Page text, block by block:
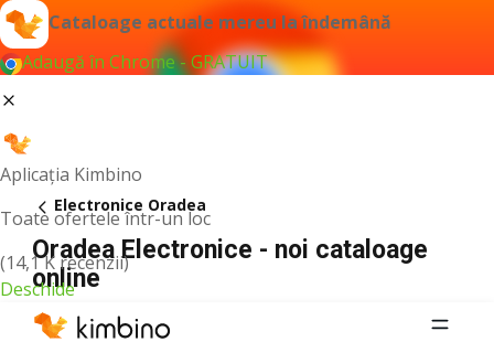
Cataloage actuale mereu la îndemână
Adaugă în Chrome - GRATUIT
Aplicația Kimbino
Toate ofertele într-un loc
(14,1 K recenzii)
Deschide
Electronice Oradea
Oradea Electronice - noi cataloage
online